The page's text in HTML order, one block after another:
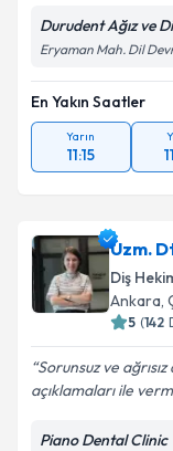
Durudent Ağız ve
Eryaman Mah. Dil
En Yakın Saatler
Yarın
11:15
Uzm.
Diş
Ankara,
5 (142
Sorunsuz ve
açıklamaları ile
Piano Dental Clinic